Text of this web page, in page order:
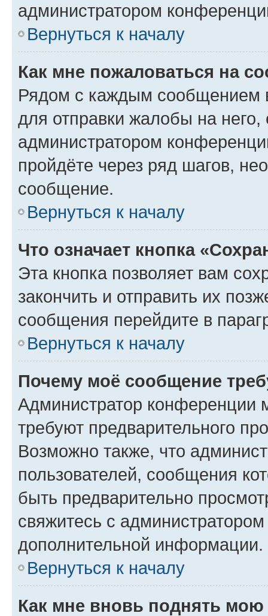
администратором
Вернуться к началу
Как мне пожаловаться на
Рядом с каждым сообщением
для отправки жалобы на
администратором
пройдёте через ряд шагов,
сообщение.
Вернуться к началу
Что означает кнопка
Эта кнопка позволяет вам
закончить и отправить их
сообщения перейдите в
Вернуться к началу
Почему моё сообщение
Администратор конференции
требуют предварительного
Возможно также, что
пользователей, сообщения
быть предварительно
свяжитесь с
дополнительной информации.
Вернуться к началу
Как мне вновь поднять мою